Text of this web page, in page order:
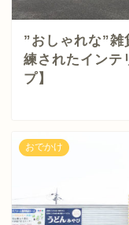
”おしゃれな”
練されたインテ
プ】
おでかけ